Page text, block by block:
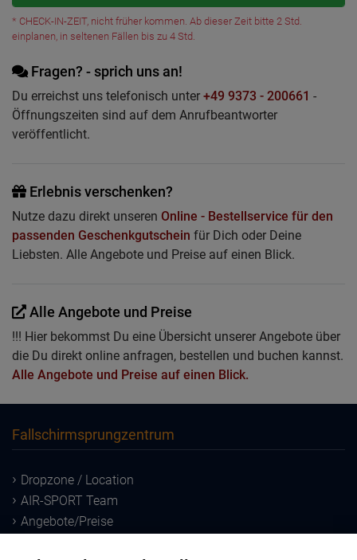
* CHECK-IN-ZEIT, nicht früher kommen. Ab dieser Zeit bitte 2 Std.
einplanen, in seltenen Fällen bis zu 4 Std.
Fragen? - sprich uns an!
Du erreichst uns telefonisch unter +49 9373 - 200661 -
Öffnungszeiten sind auf dem Anrufbeantworter
veröffentlicht.
Erlebnis verschenken?
Nutze dazu direkt unseren Online - Bestellservice für den
passenden Geschenkgutschein für Dich oder Deine
Liebsten. Alle Angebote und Preise auf einen Blick.
Alle Angebote und Preise
!!! Hier bekommst Du eine Übersicht unserer Angebote über
die Du direkt online anfragen, bestellen und buchen kannst.
Alle Angebote und Preise auf einen Blick.
Fallschirmsprungzentrum
Dropzone / Location
AIR-SPORT Team
Angebote/Preise